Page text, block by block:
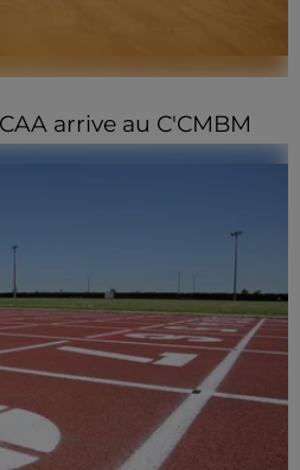
arrive au C'CMBM